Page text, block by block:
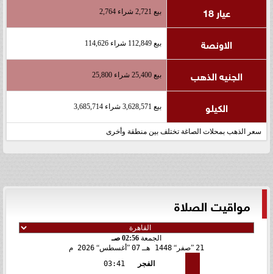
عيار 18 بيع 2,721 شراء 2,764
الاونصة بيع 112,849 شراء 114,626
الجنيه الذهب بيع 25,400 شراء 25,800
الكيلو بيع 3,628,571 شراء 3,685,714
سعر الذهب بمحلات الصاغة تختلف بين منطقة وأخرى
مواقيت الصلاة
الجمعة 02:56 صـ
21
صفر 1448 هـ 07 أغسطس 2026 م
الفجر
03:41